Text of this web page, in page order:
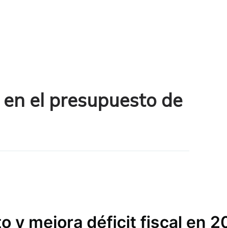
el presupuesto de
y mejora déficit fiscal en